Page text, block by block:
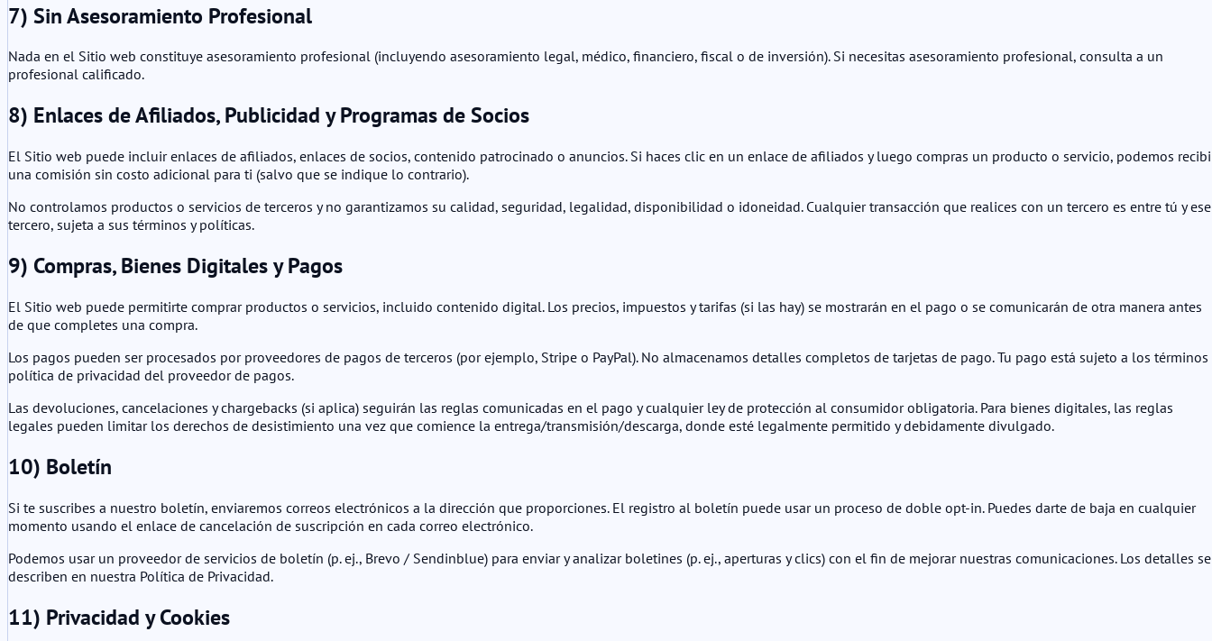
7) Sin Asesoramiento Profesional
Nada en el Sitio web constituye asesoramiento profesional (incluyendo asesoramiento legal, médico, financiero, fiscal o de inversión). Si necesitas asesoramiento profesional, consulta a un
profesional calificado.
8) Enlaces de Afiliados, Publicidad y Programas de Socios
El Sitio web puede incluir enlaces de afiliados, enlaces de socios, contenido patrocinado o anuncios. Si haces clic en un enlace de afiliados y luego compras un producto o servicio, podemos
una comisión sin costo adicional para ti (salvo que se indique lo contrario).
No controlamos productos o servicios de terceros y no garantizamos su calidad, seguridad, legalidad, disponibilidad o idoneidad. Cualquier transacción que realices con un tercero es entre tú y ese
tercero, sujeta a sus términos y políticas.
9) Compras, Bienes Digitales y Pagos
El Sitio web puede permitirte comprar productos o servicios, incluido contenido digital. Los precios, impuestos y tarifas (si las hay) se mostrarán en el pago o se comunicarán de otra manera antes
de que completes una compra.
Los pagos pueden ser procesados por proveedores de pagos de terceros (por ejemplo, Stripe o PayPal). No almacenamos detalles completos de tarjetas de pago. Tu pago está sujeto a los términos
política de privacidad del proveedor de pagos.
Las devoluciones, cancelaciones y chargebacks (si aplica) seguirán las reglas comunicadas en el pago y cualquier ley de protección al consumidor obligatoria. Para bienes digitales, las reglas
legales pueden limitar los derechos de desistimiento una vez que comience la entrega/transmisión/descarga, donde esté legalmente permitido y debidamente divulgado.
10) Boletín
Si te suscribes a nuestro boletín, enviaremos correos electrónicos a la dirección que proporciones. El registro al boletín puede usar un proceso de doble opt-in. Puedes darte de baja en cualquier
momento usando el enlace de cancelación de suscripción en cada correo electrónico.
Podemos usar un proveedor de servicios de boletín (p. ej., Brevo / Sendinblue) para enviar y analizar boletines (p. ej., aperturas y clics) con el fin de mejorar nuestras comunicaciones. Los detalles se
describen en nuestra Política de Privacidad.
11) Privacidad y Cookies